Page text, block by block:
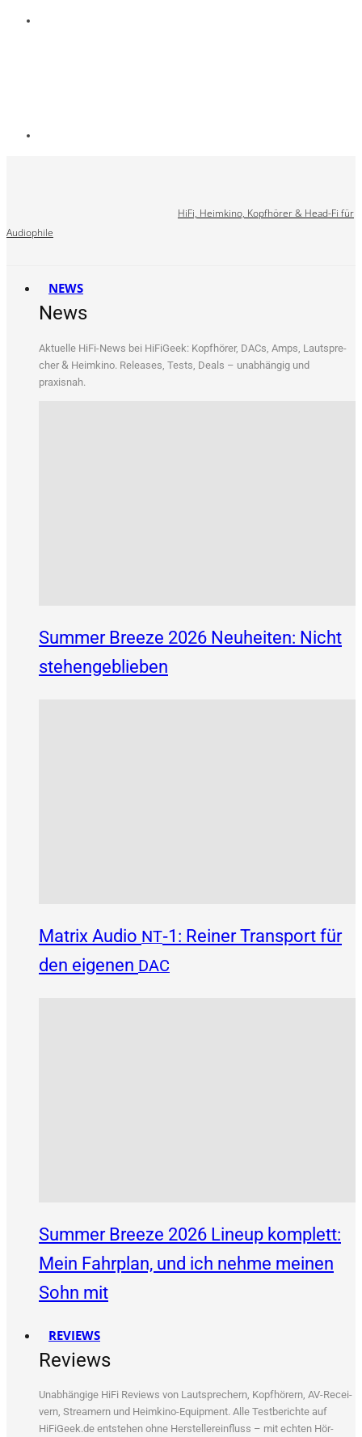
HiFi, Heimkino, Kopfhörer & Head-Fi für
Audiophile
NEWS
News
Aktu­el­le HiFi-News bei HiFi­Ge­ek: Kopf­hö­rer, DACs, Amps, Laut­spre­
cher & Heim­ki­no. Releases, Tests, Deals – unab­hän­gig und
praxisnah.
Summer Breeze 2026 Neuheiten: Nicht
stehengeblieben
Matrix Audio NT‑1: Reiner Transport für
den eigenen DAC
Summer Breeze 2026 Lineup komplett:
Mein Fahrplan, und ich nehme meinen
Sohn mit
REVIEWS
Reviews
Unab­hän­gi­ge HiFi Reviews von Laut­spre­chern, Kopf­hö­rern, AV-Recei­
vern, Strea­mern und Heim­ki­no-Equip­ment. Alle Test­be­rich­te auf
HiFiGeek.de ent­ste­hen ohne Her­stel­ler­ein­fluss – mit ech­ten Hör­